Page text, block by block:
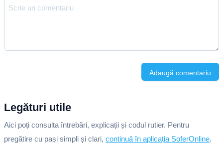
Adaugă comentariu
Legături utile
Aici poți consulta întrebări, explicații și codul rutier. Pentru
pregătire cu pași simpli și clari, continuă în aplicația SoferOnline.